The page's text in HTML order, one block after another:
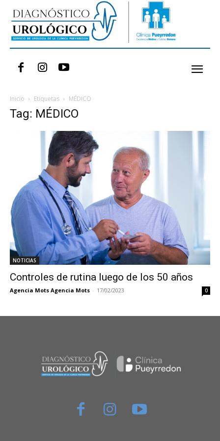
Inicio Etiquetas MÉDICO
Tag: MÉDICO
NOTICIAS
Controles de rutina luego de los 50 años
Agencia Mots Agencia Mots - 17/02/2023 0